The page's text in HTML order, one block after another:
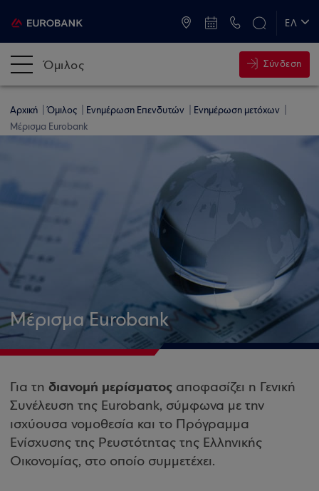
ΕΛ
Όμιλος Σύνδεση
Αρχική Όμιλος Ενημέρωση Επενδυτών
Ενημέρωση μετόχων
Μέρισμα Eurobank
Μέρισμα Eurobank
Για τη διανομή μερίσματος αποφασίζει η Γενική
Συνέλευση της Eurobank, σύμφωνα με την
ισχύουσα νομοθεσία και το Πρόγραμμα
Ενίσχυσης της Ρευστότητας της Ελληνικής
Οικονομίας, στο οποίο συμμετέχει.